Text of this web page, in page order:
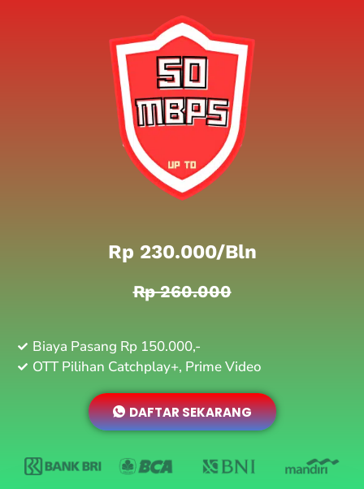
Rp 230.000/bln
Rp 260.000
Biaya Pasang Rp 150.000,-
OTT Pilihan Catchplay+, Prime Video
DAFTAR SEKARANG